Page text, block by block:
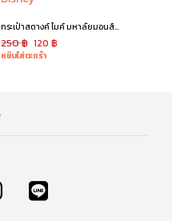
กระเป๋าสตางค์ ไมค์ มหาลัยมอนส์เตอร์ / Mike Wallet
250฿ 120 ฿
หยิบใส่ตะกร้า